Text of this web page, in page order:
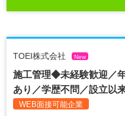
TOEI株式会社 New
施工管理◆未経験歓迎／
あり／学歴不問／設立以
WEB面接可能企業